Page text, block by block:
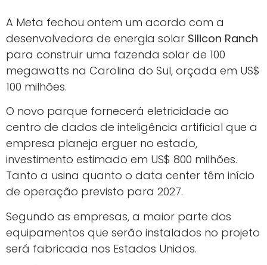
A Meta fechou ontem um acordo com a
desenvolvedora de energia solar Silicon Ranch
para construir uma fazenda solar de 100
megawatts na Carolina do Sul, orçada em US$
100 milhões.
O novo parque fornecerá eletricidade ao
centro de dados de inteligência artificial que a
empresa planeja erguer no estado,
investimento estimado em US$ 800 milhões.
Tanto a usina quanto o data center têm início
de operação previsto para 2027.
Segundo as empresas, a maior parte dos
equipamentos que serão instalados no projeto
será fabricada nos Estados Unidos.